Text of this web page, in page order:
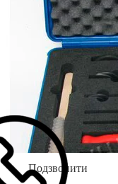
Подзвонити